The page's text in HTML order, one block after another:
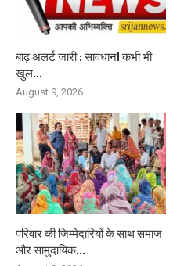
बाढ़ अलर्ट जारी : सावधान! कभी भी
खुल...
August 9, 2026
परिवार की जिम्मेदारियों के साथ समाज
और सामुदायिक...